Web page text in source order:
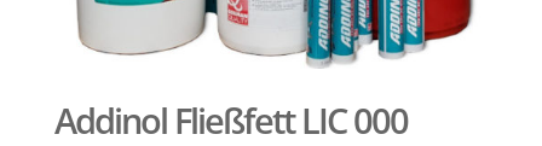
Addinol Fließfett LIC 000